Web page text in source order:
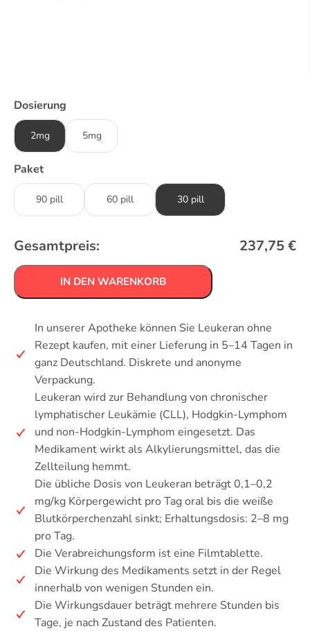
Dosierung
2mg 5mg
Paket
90 pill 60 pill 30 pill
Gesamtpreis: 237,75€
IN DEN WARENKORB
In unserer Apotheke können Sie Leukeran ohne
Rezept kaufen, mit einer Lieferung in 5–14 Tagen in
ganz Deutschland. Diskrete und anonyme
Verpackung.
Leukeran wird zur Behandlung von chronischer
lymphatischer Leukämie (CLL), Hodgkin-Lymphom
und non-Hodgkin-Lymphom eingesetzt. Das
Medikament wirkt als Alkylierungsmittel, das die
Zellteilung hemmt.
Die übliche Dosis von Leukeran beträgt 0,1–0,2
mg/kg Körpergewicht pro Tag oral bis die weiße
Blutkörperchenzahl sinkt; Erhaltungsdosis: 2–8 mg
pro Tag.
Die Verabreichungsform ist eine Filmtablette.
Die Wirkung des Medikaments setzt in der Regel
innerhalb von wenigen Stunden ein.
Die Wirkungsdauer beträgt mehrere Stunden bis
Tage, je nach Zustand des Patienten.